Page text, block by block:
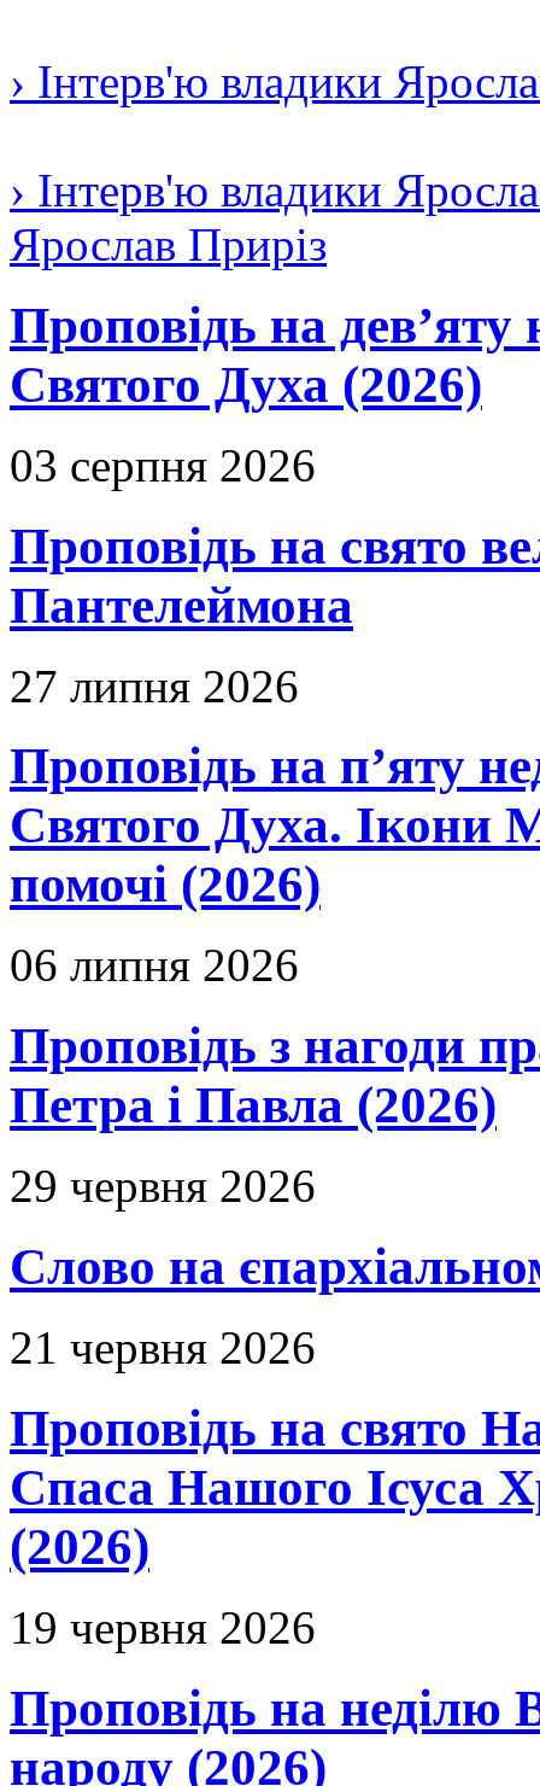
› Інтерв'ю владики
› Інтерв'ю владики
Ярослав Приріз
Проповідь на дев’яту
Святого Духа (2026)
03 серпня 2026
Проповідь на свято
Пантелеймона
27 липня 2026
Проповідь на п’яту
Святого Духа. Ікони
помочі (2026)
06 липня 2026
Проповідь з нагоди
Петра і Павла (2026)
29 червня 2026
Слово на
21 червня 2026
Проповідь на свято
Спаса Нашого Ісуса
(2026)
19 червня 2026
Проповідь на неділю
народу (2026)